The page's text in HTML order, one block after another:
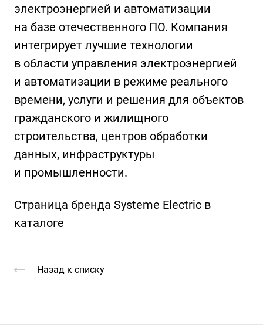
электроэнергией и автоматизации
на базе отечественного ПО. Компания
интегрирует лучшие технологии
в области управления электроэнергией
и автоматизации в режиме реального
времени, услуги и решения для объектов
гражданского и жилищного
строительства, центров обработки
данных, инфраструктуры
и промышленности.
Страница бренда Systeme Electric в
каталоге
Назад к списку